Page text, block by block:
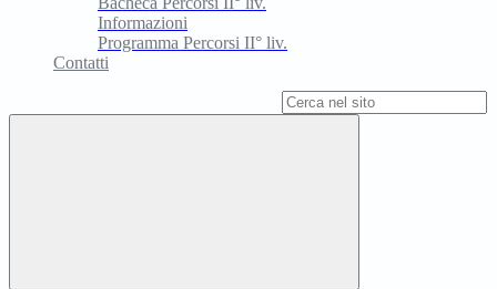
Informazioni
Programma Percorsi II° liv.
Contatti